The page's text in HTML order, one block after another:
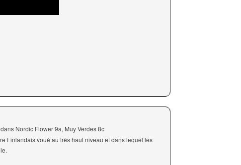
dans Nordic Flower 9a, Muy Verdes 8c
Finlandais voué au très haut niveau et dans lequel les